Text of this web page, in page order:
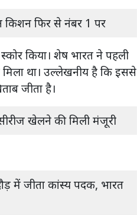
किशन फिर से नंबर 1 पर
किया। शेष भारत ने पहली
था। उल्लेखनीय है कि इससे
जीता है।
खेलने की मिली मंजूरी
में जीता कांस्य पदक, भारत